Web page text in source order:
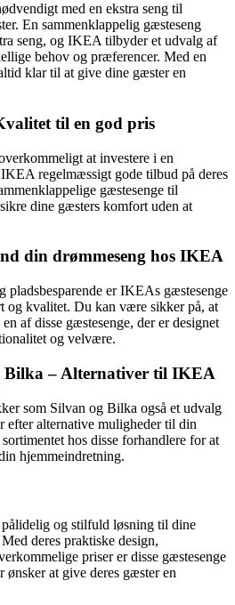
med en ekstra seng til
En sammenklappelig gæsteseng
seng, og IKEA tilbyder et udvalg af
behov og præferencer. Med en
klar til at give dine gæster en
til en god pris
at investere i en
regelmæssigt gode tilbud på deres
gæstesenge til
dine gæsters komfort uden at
din drømmeseng hos IKEA
pladsbesparende er IKEAs gæstesenge
og kvalitet. Du kan være sikker på, at
af disse gæstesenge, der er designet
og velvære.
Bilka – Alternativer til IKEA
som Silvan og Bilka også et udvalg
efter alternative muligheder til din
hos disse forhandlere for at
hjemmeindretning.
og stilfuld løsning til dine
deres praktiske design,
priser er disse gæstesenge
ønsker at give deres gæster en